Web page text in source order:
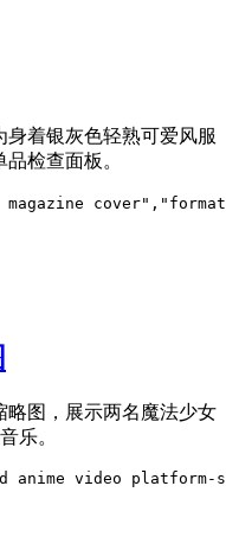
着银灰色轻熟可爱风服
检查面板。
magazine
略图，展示两名魔法少女
乐。
video platform-